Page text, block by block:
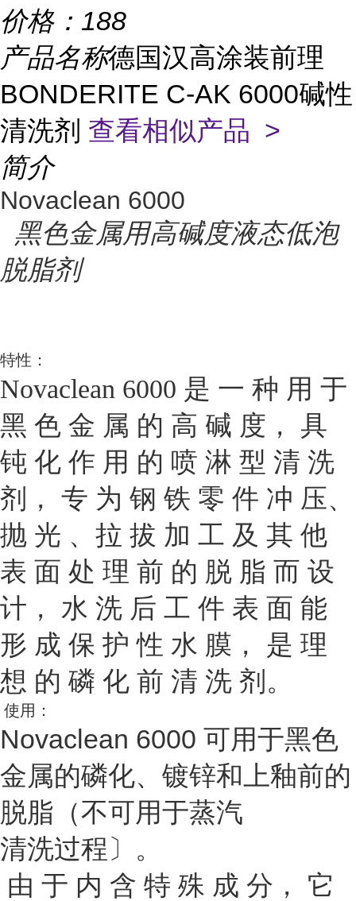
价格： 188
产品名称德国汉高涂装前理
BONDERITE C-AK 6000碱性
清洗剂 查看相似产品 >
简介
Novaclean 6000
黑色金属用高碱度液态低泡
脱脂剂
特性 ：
Novaclean 6000 是 一 种 用 于
黑 色 金 属 的 高 碱 度， 具
钝 化 作 用 的 喷 淋 型 清 洗
剂， 专 为 钢 铁 零 件 冲 压、
抛 光 、拉 拔 加 工 及 其 他
表 面 处 理 前 的 脱 脂 而 设
计， 水 洗 后 工 件 表 面 能
形 成 保 护 性 水 膜， 是 理
想 的 磷 化 前 清 洗 剂。
使用 ：
Novaclean 6000 可用于黑色
金属的磷化、镀锌和上釉前的
脱脂（不可用于蒸汽
清洗过程〕。
由 于 内 含 特 殊 成 分， 它